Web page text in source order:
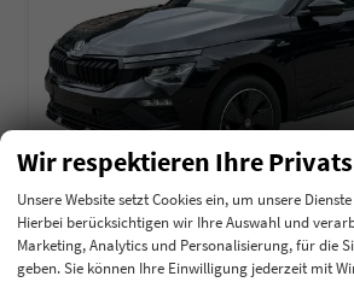
Skoda Kamiq
Wir respektieren Ihre
Unsere Website setzt Cookies ein, um unsere
Hierbei berücksichtigen wir Ihre Auswahl und
Marketing, Analytics und Personalisierung, für die
geben. Sie können Ihre Einwilligung jederzeit mit